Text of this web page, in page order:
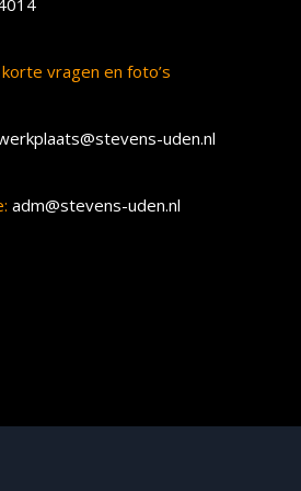
vragen en foto’s
uden.nl
adm@stevens-uden.nl